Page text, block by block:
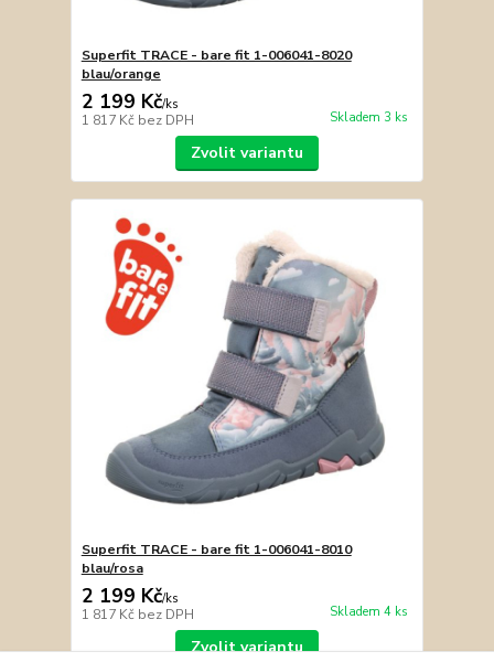
Superfit TRACE - bare fit 1-006041-8020
blau/orange
2 199 Kč/ks
1 817 Kč bez DPH Skladem 3 ks
Zvolit variantu
Superfit TRACE - bare fit 1-006041-8010
blau/rosa
2 199 Kč/ks
1 817 Kč bez DPH Skladem 4 ks
Zvolit variantu